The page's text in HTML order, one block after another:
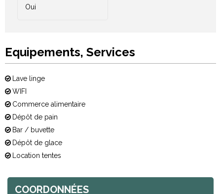
Oui
Equipements, Services
Lave linge
WIFI
Commerce alimentaire
Dépôt de pain
Bar / buvette
Dépôt de glace
Location tentes
COORDONNÉES